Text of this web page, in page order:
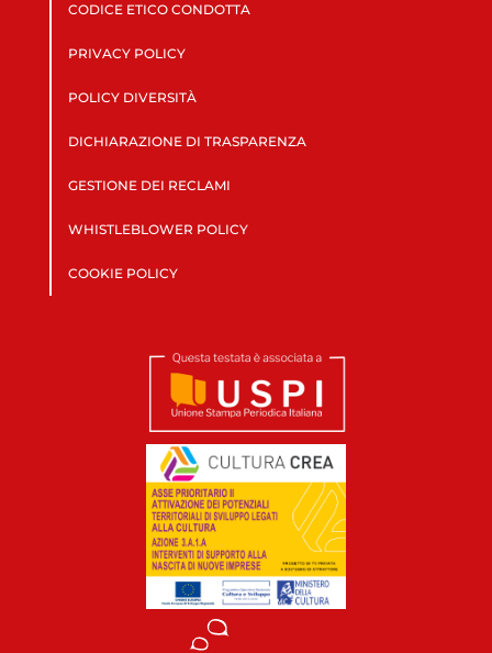
CODICE ETICO CONDOTTA
PRIVACY POLICY
POLICY DIVERSITÀ
DICHIARAZIONE DI TRASPARENZA
GESTIONE DEI RECLAMI
WHISTLEBLOWER POLICY
COOKIE POLICY